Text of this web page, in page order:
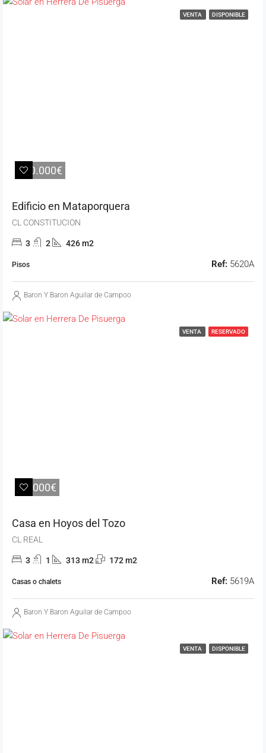
VENTA DISPONIBLE
180.000€
Edificio en Mataporquera
CL CONSTITUCION
3 2 426 m2
Pisos Ref: 5620A
Baron Y Baron Aguilar de Campoo
VENTA RESERVADO
25.000€
Casa en Hoyos del Tozo
CL REAL
3 1 313 m2 172 m2
Casas o chalets Ref: 5619A
Baron Y Baron Aguilar de Campoo
VENTA DISPONIBLE